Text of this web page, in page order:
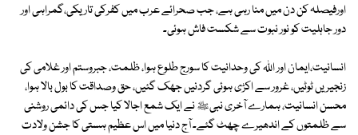
اورفیصلہ کن دن میں منا رہی ہے، جب صحرائے عرب میں کفرکی تاریکی،گمراہی اور
دور جاہلیت کو نور نبوت سے شکست فاش ہوئی۔
انسانیت،ایمان اور اللہ کی وحدانیت کا سورج طلوع ہوا، ظلمت، جبروستم اور غلامی کی
زنجیریں ٹوٹیں، غرور سے اکڑی ہوئی گردنیں جھک گئیں، حق وصداقت کا بول بالا ہوا،
محسن انسانیت، ہمارے آخری نبیﷺ نے ایک شمع اجالا کیا جس کی دائمی روشنی
سے ظلمتوں کے اندھیرے چھٹ گئے۔ آج دنیا میں اس عظیم ہستی کا جشن ولادت